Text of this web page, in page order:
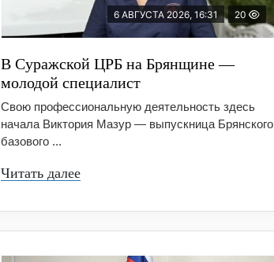
6 АВГУСТА 2026, 16:31 20
В Суражской ЦРБ на Брянщине —
молодой специалист
Свою профессиональную деятельность здесь
начала Виктория Мазур — выпускница Брянского
базового ...
Читать далее